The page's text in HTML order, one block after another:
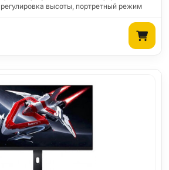
высоты, портретный режим